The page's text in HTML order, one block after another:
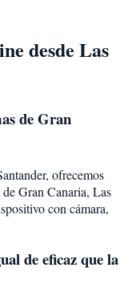
desde Las
de Gran
ofrecemos
Gran Canaria, Las
con cámara,
de eficaz que la